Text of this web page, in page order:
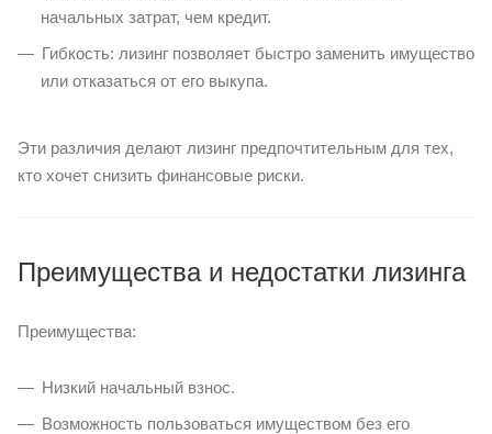
начальных затрат, чем кредит.
Гибкость: лизинг позволяет быстро заменить имущество
или отказаться от его выкупа.
Эти различия делают лизинг предпочтительным для тех,
кто хочет снизить финансовые риски.
Преимущества и недостатки лизинга
Преимущества:
Низкий начальный взнос.
Возможность пользоваться имуществом без его